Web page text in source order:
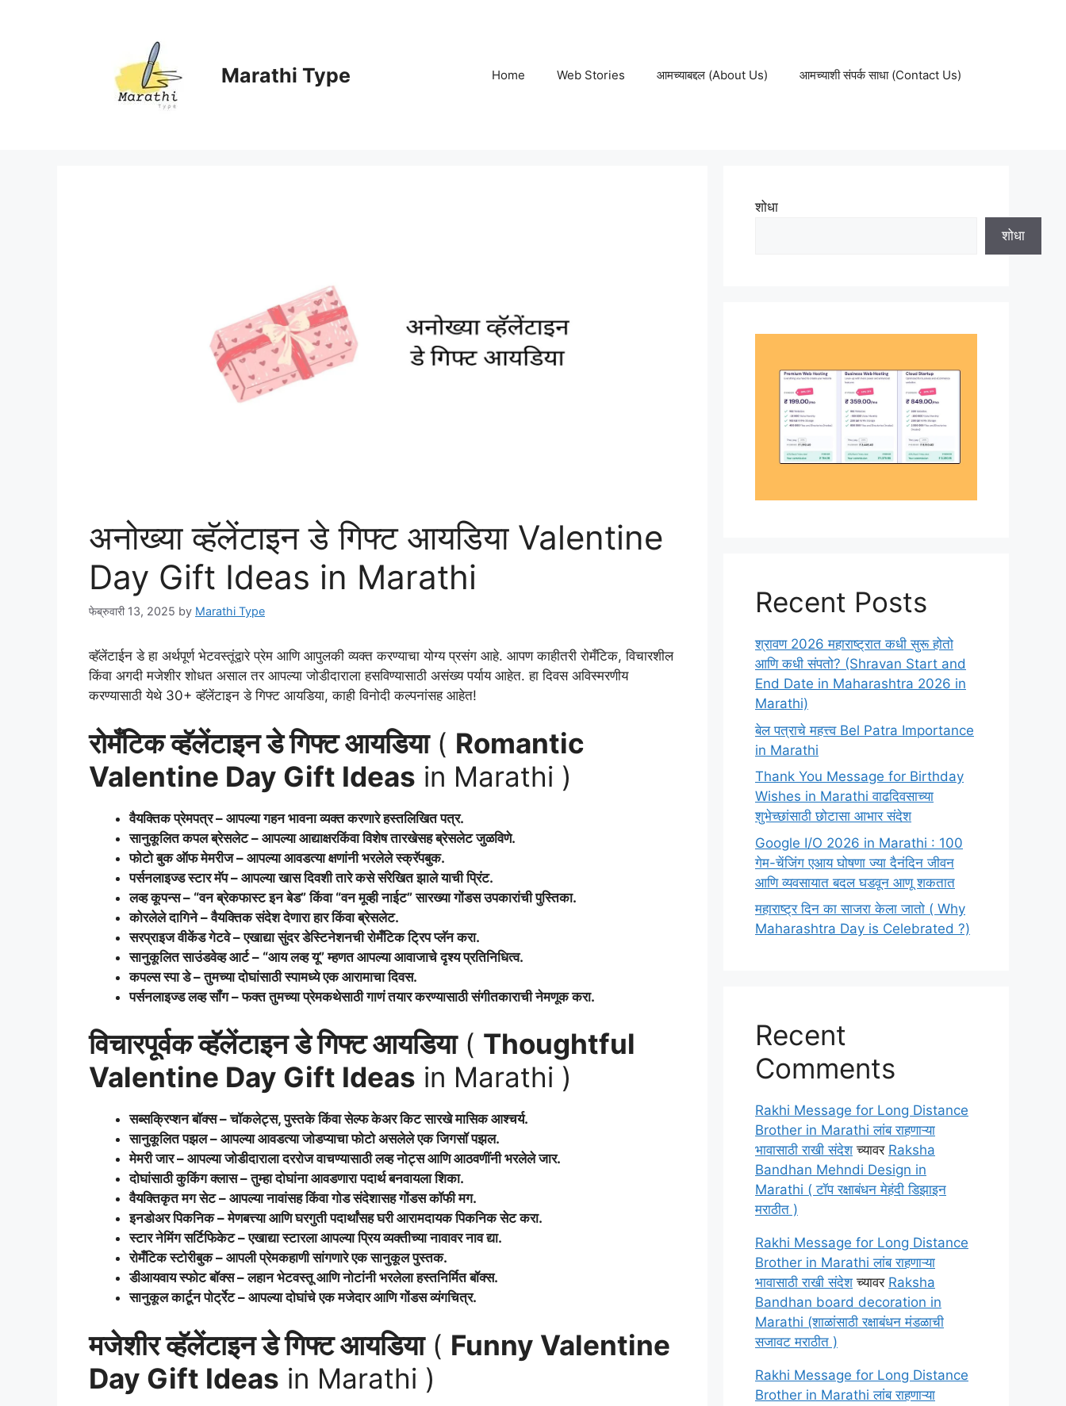
Marathi Type Home Web Stories आमच्याबद्दल (About Us) आमच्याशी संपर्क साधा (Contact Us)
अनोख्या व्हॅलेंटाइन डे गिफ्ट आयडिया Valentine
Day Gift Ideas in Marathi
फेब्रुवारी 13, 2025 by Marathi Type
व्हॅलेंटाईन डे हा अर्थपूर्ण भेटवस्तूंद्वारे प्रेम आणि आपुलकी व्यक्त करण्याचा योग्य प्रसंग आहे. आपण काहीतरी रोमँटिक, विचारशील
किंवा अगदी मजेशीर शोधत असाल तर आपल्या जोडीदाराला हसविण्यासाठी असंख्य पर्याय आहेत. हा दिवस अविस्मरणीय
करण्यासाठी येथे 30+ व्हॅलेंटाइन डे गिफ्ट आयडिया, काही विनोदी कल्पनांसह आहेत!
रोमँटिक व्हॅलेंटाइन डे गिफ्ट आयडिया( Romantic
Valentine Day Gift Ideas in Marathi )
वैयक्तिक प्रेमपत्र – आपल्या गहन भावना व्यक्त करणारे हस्तलिखित पत्र.
सानुकूलित कपल ब्रेसलेट – आपल्या आद्याक्षरकिंवा विशेष तारखेसह ब्रेसलेट जुळविणे.
फोटो बुक ऑफ मेमरीज – आपल्या आवडत्या क्षणांनी भरलेले स्क्रॅपबुक.
पर्सनलाइज्ड स्टार मॅप – आपल्या खास दिवशी तारे कसे संरेखित झाले याची प्रिंट.
लव्ह कूपन्स – “वन ब्रेकफास्ट इन बेड” किंवा “वन मूव्ही नाईट” सारख्या गोंडस उपकारांची पुस्तिका.
कोरलेले दागिने – वैयक्तिक संदेश देणारा हार किंवा ब्रेसलेट.
सरप्राइज वीकेंड गेटवे – एखाद्या सुंदर डेस्टिनेशनची रोमँटिक ट्रिप प्लॅन करा.
सानुकूलित साउंडवेव्ह आर्ट – “आय लव्ह यू” म्हणत आपल्या आवाजाचे दृश्य प्रतिनिधित्व.
कपल्स स्पा डे – तुमच्या दोघांसाठी स्पामध्ये एक आरामाचा दिवस.
पर्सनलाइज्ड लव्ह सॉंग – फक्त तुमच्या प्रेमकथेसाठी गाणं तयार करण्यासाठी संगीतकाराची नेमणूक करा.
विचारपूर्वक व्हॅलेंटाइन डे गिफ्ट आयडिया( Thoughtful
Valentine Day Gift Ideas in Marathi )
सब्सक्रिप्शन बॉक्स – चॉकलेट्स, पुस्तके किंवा सेल्फ केअर किट सारखे मासिक आश्चर्य.
सानुकूलित पझल – आपल्या आवडत्या जोडप्याचा फोटो असलेले एक जिगसॉ पझल.
मेमरी जार – आपल्या जोडीदाराला दररोज वाचण्यासाठी लव्ह नोट्स आणि आठवणींनी भरलेले जार.
दोघांसाठी कुकिंग क्लास – तुम्हा दोघांना आवडणारा पदार्थ बनवायला शिका.
वैयक्तिकृत मग सेट – आपल्या नावांसह किंवा गोड संदेशासह गोंडस कॉफी मग.
इनडोअर पिकनिक – मेणबत्त्या आणि घरगुती पदार्थांसह घरी आरामदायक पिकनिक सेट करा.
स्टार नेमिंग सर्टिफिकेट – एखाद्या स्टारला आपल्या प्रिय व्यक्तीच्या नावावर नाव द्या.
रोमँटिक स्टोरीबुक – आपली प्रेमकहाणी सांगणारे एक सानुकूल पुस्तक.
डीआयवाय स्फोट बॉक्स – लहान भेटवस्तू आणि नोटांनी भरलेला हस्तनिर्मित बॉक्स.
सानुकूल कार्टून पोर्ट्रेट – आपल्या दोघांचे एक मजेदार आणि गोंडस व्यंगचित्र.
मजेशीर व्हॅलेंटाइन डे गिफ्ट आयडिया( Funny Valentine
Day Gift Ideas in Marathi )
शोधा
शोधा
Recent Posts
श्रावण 2026 महाराष्ट्रात कधी सुरू होतो
आणि कधी संपतो? (Shravan Start and
End Date in Maharashtra 2026 in
Marathi)
बेल पत्राचे महत्त्व Bel Patra Importance
in Marathi
Thank You Message for Birthday
Wishes in Marathi वाढदिवसाच्या
शुभेच्छांसाठी छोटासा आभार संदेश
Google I/O 2026 in Marathi : 100
गेम-चेंजिंग एआय घोषणा ज्या दैनंदिन जीवन
आणि व्यवसायात बदल घडवून आणू शकतात
महाराष्ट्र दिन का साजरा केला जातो ( Why
Maharashtra Day is Celebrated ?)
Recent
Comments
Rakhi Message for Long Distance
Brother in Marathi लांब राहणाऱ्या
भावासाठी राखी संदेशच्यावर Raksha
Bandhan Mehndi Design in
Marathi ( टॉप रक्षाबंधन मेहंदी डिझाइन
मराठीत )
Rakhi Message for Long Distance
Brother in Marathi लांब राहणाऱ्या
भावासाठी राखी संदेशच्यावर Raksha
Bandhan board decoration in
Marathi (शाळांसाठी रक्षाबंधन मंडळाची
सजावट मराठीत )
Rakhi Message for Long Distance
Brother in Marathi लांब राहणाऱ्या